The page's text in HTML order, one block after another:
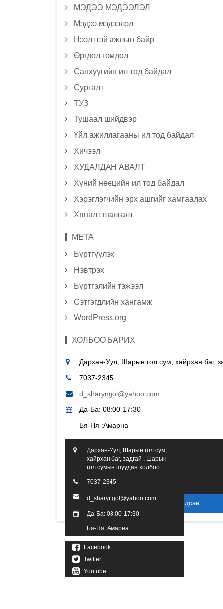
МЭДЭЭ МЭДЭЭЛЭЛ
Мэдээ мэдээлэл
Нээлттэй ажлын байр
Өргдөл гомдол
Санхүүгийн ил тод байдал
Сургалт
ТУЗ
Тушаал шийдвэр
Үйл ажиллагааны ил тод байдал
Хичээл
ХУДАЛДАН АВАЛТ
Хүний нөөцийн ил тод байдал
Хэрэглэгчийн эрх ашгийг хамгаалах
Хяналт шалгалт
МЕТА
Бүртгүүлэх
Нэвтрэх
Бүртгэлийн тэжээл
Сэтгэгдлийн хангамж
WordPress.org
ХОЛБОО БАРИХ
Дархан-Уул, Шарын гол сум, хайрхан баг,
7037-2345
d_sharyngol@yahoo.com
Да-Ба: 08:00-17:30
Бя-Ня :Амарна
Дархан-Уул, Шарын гол сум,
хайрхан баг, задгай , Шарын
гол сумын шуудан холбоо
7037-2345
d_sharyngol@yahoo.com
Да-Ба: 08:00-17:30
Бя-Ня :Амарна
Facebook
Twitter
Youtube
2016 он. Бүх эрх хуулиар хамгаалагдсан